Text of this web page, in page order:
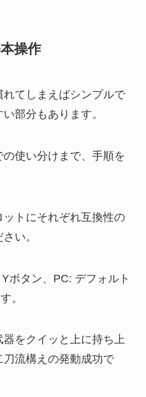
操作
てしまえばシンプルで
部分もあります。
使い分けまで、手順を
ットにそれぞれ互換性の
い。
ボタン、PC: デフォルト
。
をクイッと上に持ち上
流構えの発動成功で